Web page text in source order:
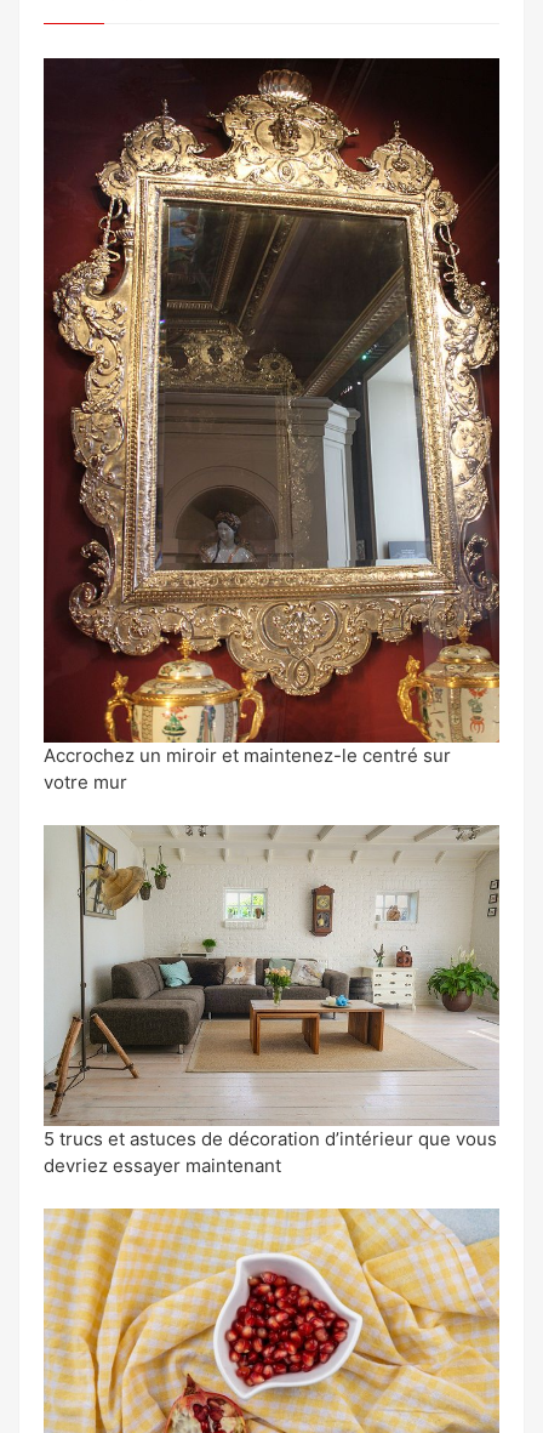
Accrochez un miroir et maintenez-le centré sur
votre mur
5 trucs et astuces de décoration d’intérieur que vous
devriez essayer maintenant